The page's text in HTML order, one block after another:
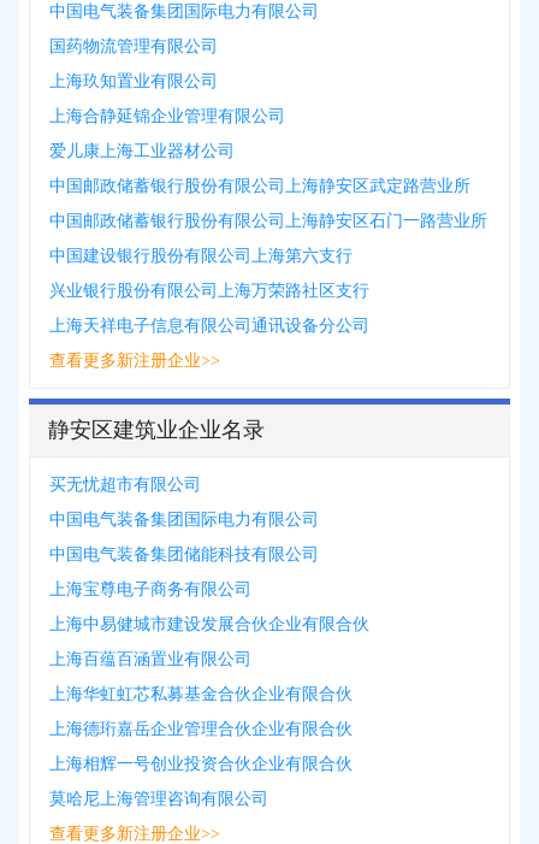
中国电气装备集团国际电力有限公司
国药物流管理有限公司
上海玖知置业有限公司
上海合静延锦企业管理有限公司
爱儿康上海工业器材公司
中国邮政储蓄银行股份有限公司上海静安区武定路营业所
中国邮政储蓄银行股份有限公司上海静安区石门一路营业所
中国建设银行股份有限公司上海第六支行
兴业银行股份有限公司上海万荣路社区支行
上海天祥电子信息有限公司通讯设备分公司
查看更多新注册企业>>
静安区建筑业企业名录
买无忧超市有限公司
中国电气装备集团国际电力有限公司
中国电气装备集团储能科技有限公司
上海宝尊电子商务有限公司
上海中易健城市建设发展合伙企业有限合伙
上海百蕴百涵置业有限公司
上海华虹虹芯私募基金合伙企业有限合伙
上海德珩嘉岳企业管理合伙企业有限合伙
上海相辉一号创业投资合伙企业有限合伙
莫哈尼上海管理咨询有限公司
查看更多新注册企业>>